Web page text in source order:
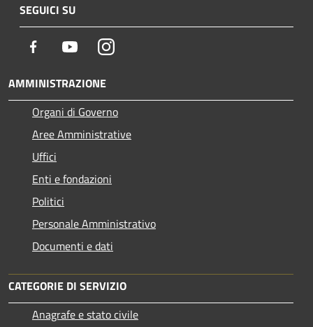
SEGUICI SU
Facebook YoutubeInstagram
AMMINISTRAZIONE
Organi di Governo
Aree Amministrative
Uffici
Enti e fondazioni
Politici
Personale Amministrativo
Documenti e dati
CATEGORIE DI SERVIZIO
Anagrafe e stato civile